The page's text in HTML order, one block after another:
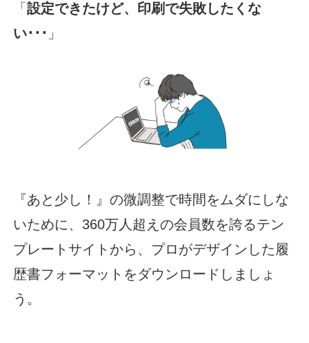
「設定できたけど、印刷で失敗したくな
い･･･ 」
『あと少し！』の微調整で時間をムダにしな
いために、360万人超えの会員数を誇るテン
プレートサイトから、プロがデザインした履
歴書フォーマットをダウンロードしましょ
う。